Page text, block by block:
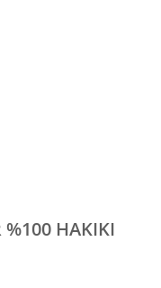
%100 HAKIKI